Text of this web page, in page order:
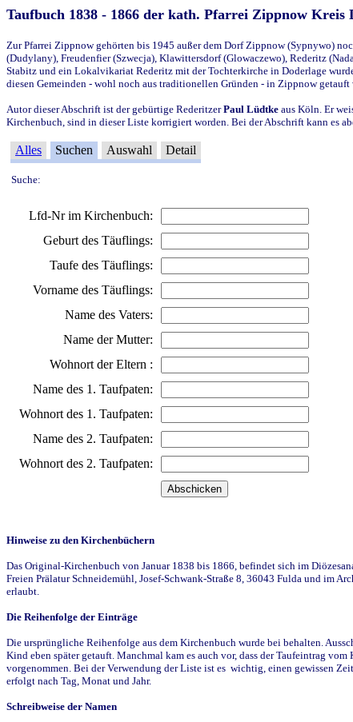
Taufbuch 1838 - 1866 der kath. Pfarrei Zippnow Kreis
Zur Pfarrei Zippnow gehörten bis 1945 außer dem Dorf Zippnow (Sypnywo)
(Dudylany), Freudenfier (Szwecja), Klawittersdorf (Glowaczewo), Rederitz
Stabitz und ein Lokalvikariat Rederitz mit der Tochterkirche in Doderlage
diesen Gemeinden - wohl noch aus traditionellen Gründen - in Zippnow getauft
Autor dieser Abschrift ist der gebürtige RederitzerPaul Lüdtke aus Köln. Er
Kirchenbuch, sind in dieser Liste korrigiert worden. Bei der Abschrift kann es
Alles Suchen Auswahl Detail
Suche:
Lfd-Nr im Kirchenbuch:
Geburt des Täuflings:
Taufe des Täuflings:
Vorname des Täuflings:
Name des Vaters:
Name der Mutter:
Wohnort der Eltern :
Name des 1. Taufpaten:
Wohnort des 1. Taufpaten:
Name des 2. Taufpaten:
Wohnort des 2. Taufpaten:
Hinweise zu den Kirchenbüchern
Das Original-Kirchenbuch von Januar 1838 bis 1866, befindet sich im
Freien Prälatur Schneidemühl, Josef-Schwank-Straße 8, 36043 Fulda und im
erlaubt.
Die Reihenfolge der Einträge
Die ursprüngliche Reihenfolge aus dem Kirchenbuch wurde bei behalten.
Kind eben später getauft. Manchmal kam es auch vor, dass der Taufeintrag
vorgenommen. Bei der Verwendung der Liste ist es wichtig, einen gewissen
erfolgt nach Tag, Monat und Jahr.
Schreibweise der Namen